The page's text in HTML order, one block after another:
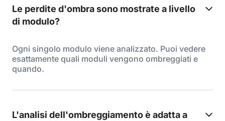
Le perdite d'ombra sono mostrate a livello
di modulo?
Ogni singolo modulo viene analizzato. Puoi vedere
esattamente quali moduli vengono ombreggiati e
quando.
L'analisi dell'ombreggiamento è adatta a